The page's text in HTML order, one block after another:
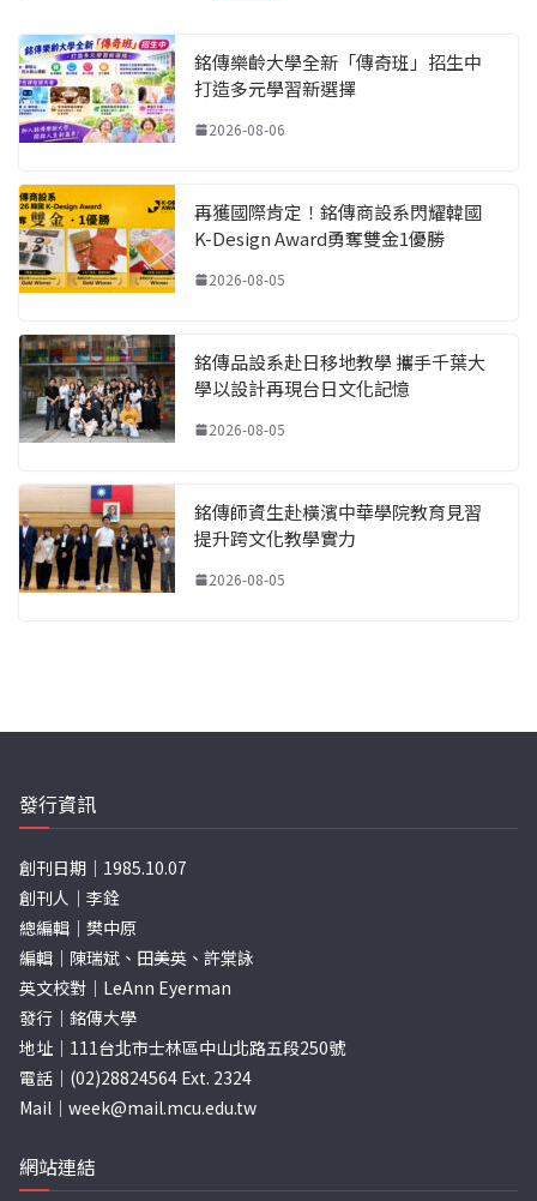
銘傳樂齡大學全新「傳奇班」招生中
打造多元學習新選擇
2026-08-06
再獲國際肯定！銘傳商設系閃耀韓國
K-Design Award勇奪雙金1優勝
2026-08-05
銘傳品設系赴日移地教學 攜手千葉大
學以設計再現台日文化記憶
2026-08-05
銘傳師資生赴橫濱中華學院教育見習
提升跨文化教學實力
2026-08-05
發行資訊
創刊日期｜1985.10.07
創刊人｜李銓
總編輯｜樊中原
編輯｜陳瑞斌、田美英、許棠詠
英文校對｜LeAnn Eyerman
發行｜銘傳大學
地址｜111台北市士林區中山北路五段250號
電話｜(02)28824564 Ext. 2324
Mail｜ week@mail.mcu.edu.tw
網站連結